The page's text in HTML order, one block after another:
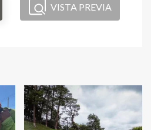
VISTA PREVIA